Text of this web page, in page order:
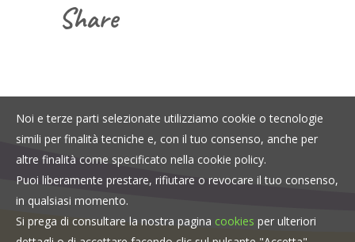
Share
Noi e terze parti selezionate utilizziamo cookie o tecnologie
simili per finalità tecniche e, con il tuo consenso, anche per
altre finalità come specificato nella cookie policy.
Puoi liberamente prestare, rifiutare o revocare il tuo consenso,
in qualsiasi momento.
Si prega di consultare la nostra pagina cookies per ulteriori